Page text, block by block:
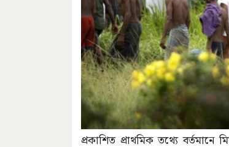
প্রকাশিত প্রাথমিক তথ্যে